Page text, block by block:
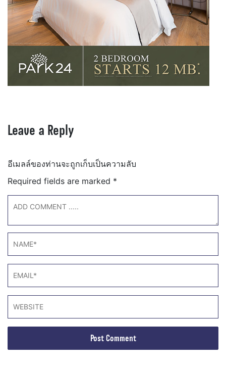
Leave a Reply
อีเมลล์ของท่านจะถูกเก็บเป็นความลับ
Required fields are marked *